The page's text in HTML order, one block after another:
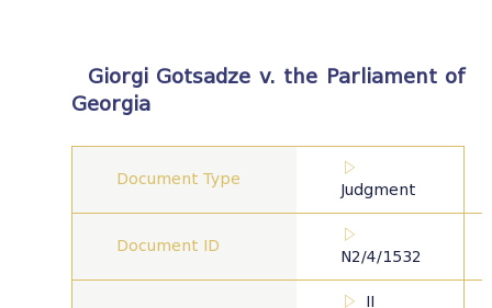
Giorgi Gotsadze v. the Parliament of
Georgia
Document Type
Judgment
Document ID
N2/4/1532
II